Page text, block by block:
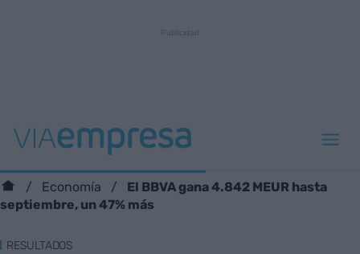
Economía
El BBVA gana 4.842 MEUR hasta
septiembre, un 47% más
RESULTADOS